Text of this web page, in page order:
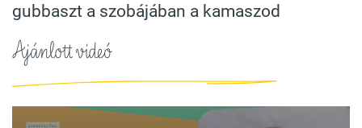
gubbaszt a szobájában a kamaszod
Ajánlott videó